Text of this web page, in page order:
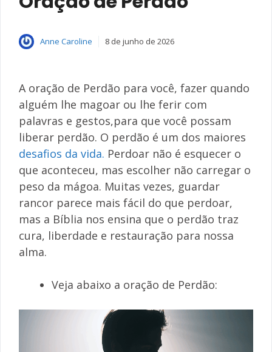
Anne Caroline 8 de junho de 2026
A oração de Perdão para você, fazer quando
alguém lhe magoar ou lhe ferir com
palavras e gestos,para que você possam
liberar perdão. O perdão é um dos maiores
desafios da vida. Perdoar não é esquecer o
que aconteceu, mas escolher não carregar o
peso da mágoa. Muitas vezes, guardar
rancor parece mais fácil do que perdoar,
mas a Bíblia nos ensina que o perdão traz
cura, liberdade e restauração para nossa
alma.
Veja abaixo a oração de Perdão: